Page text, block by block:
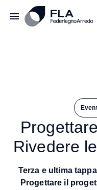
Rivedere
Terza e ultima
Progettare il